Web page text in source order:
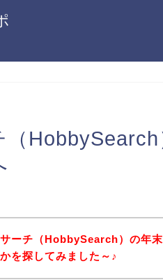
（
ーチ（HobbySearch）の年
を探してみました～♪